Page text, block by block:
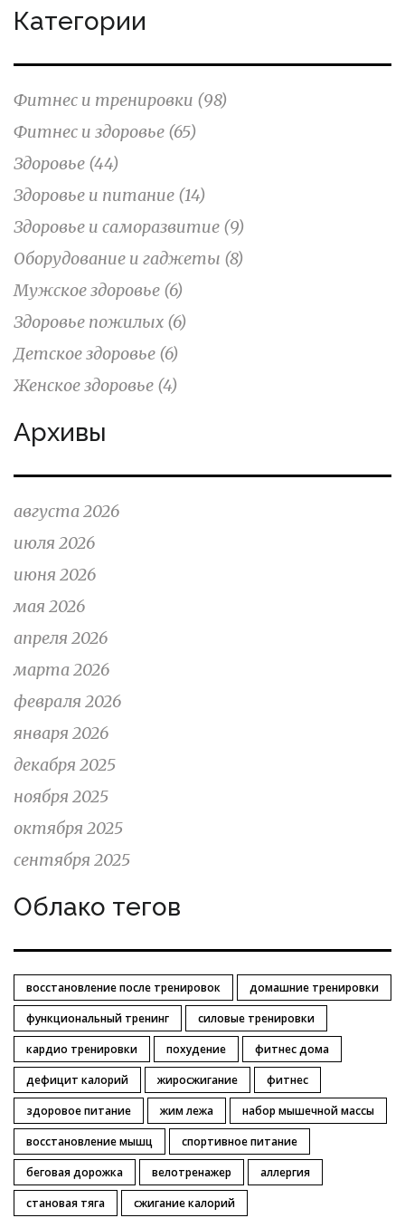
Категории
Фитнес и тренировки (98)
Фитнес и здоровье (65)
Здоровье (44)
Здоровье и питание (14)
Здоровье и саморазвитие (9)
Оборудование и гаджеты (8)
Мужское здоровье (6)
Здоровье пожилых (6)
Детское здоровье (6)
Женское здоровье (4)
Архивы
августа 2026
июля 2026
июня 2026
мая 2026
апреля 2026
марта 2026
февраля 2026
января 2026
декабря 2025
ноября 2025
октября 2025
сентября 2025
Облако тегов
восстановление после тренировок
домашние тренировки
функциональный тренинг
силовые тренировки
кардио тренировки
похудение
фитнес дома
дефицит калорий
жиросжигание
фитнес
здоровое питание
жим лежа
набор мышечной массы
восстановление мышц
спортивное питание
беговая дорожка
велотренажер
аллергия
становая тяга
сжигание калорий